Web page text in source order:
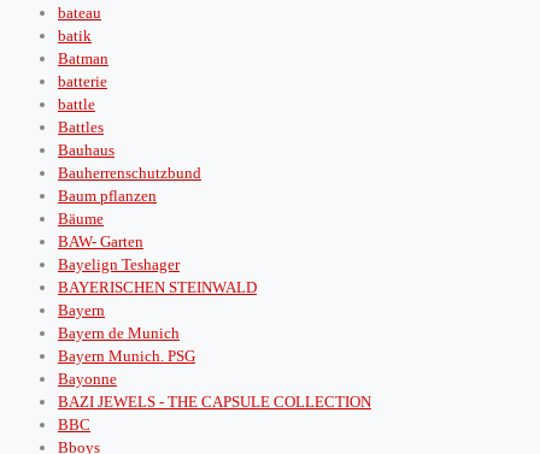
bateau
batik
Batman
batterie
battle
Battles
Bauhaus
Bauherrenschutzbund
Baum pflanzen
Bäume
BAW- Garten
Bayelign Teshager
BAYERISCHEN STEINWALD
Bayern
Bayern de Munich
Bayern Munich. PSG
Bayonne
BAZI JEWELS - THE CAPSULE COLLECTION
BBC
Bboys